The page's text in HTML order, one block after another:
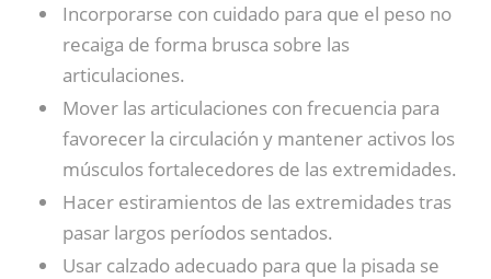
Incorporarse con cuidado para que el peso no
recaiga de forma brusca sobre las
articulaciones.
Mover las articulaciones con frecuencia para
favorecer la circulación y mantener activos los
músculos fortalecedores de las extremidades.
Hacer estiramientos de las extremidades tras
pasar largos períodos sentados.
Usar calzado adecuado para que la pisada se